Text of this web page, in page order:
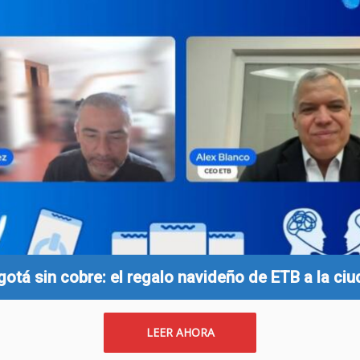
sin cobre: el regalo navideño de ETB a la
LEER AHORA